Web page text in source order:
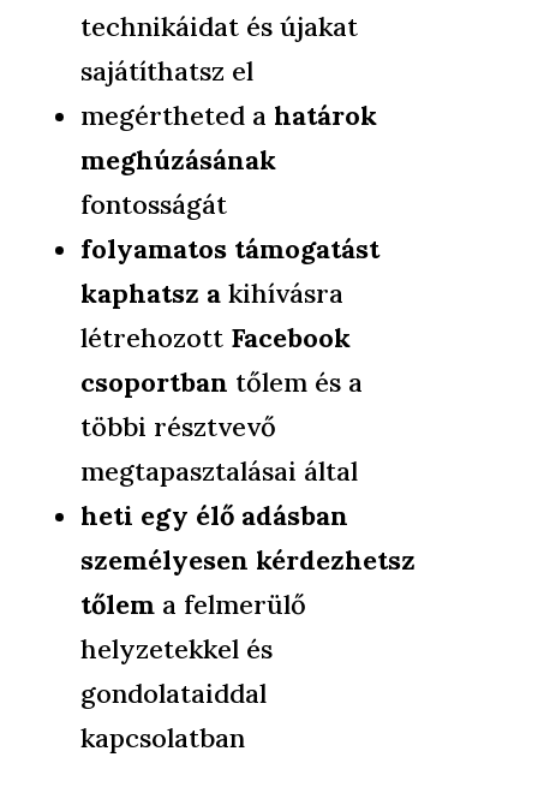
technikáidat és újakat
sajátíthatsz el
megértheted a határok
meghúzásának
fontosságát
folyamatos támogatást
kaphatsz akihívásra
létrehozott Facebook
csoportban tőlem és a
többi résztvevő
megtapasztalásai által
heti egy élő adásban
személyesen kérdezhetsz
tőlema felmerülő
helyzetekkel és
gondolataiddal
kapcsolatban